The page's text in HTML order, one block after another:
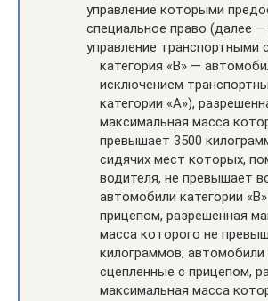
управление которыми
специальное право (далее —
управление транспортными
категория «В» —
исключением
категории «А»),
максимальная масса
превышает 3500
сидячих мест которых,
водителя, не превышает
автомобили категории
прицепом, разрешенная
масса которого не
килограммов; автомобили
сцепленные с прицепом,
максимальная масса